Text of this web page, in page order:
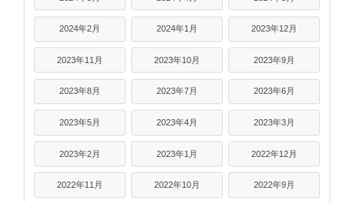
2024年2月 2024年1月 2023年12月
2023年11月 2023年10月 2023年9月
2023年8月 2023年7月 2023年6月
2023年5月 2023年4月 2023年3月
2023年2月 2023年1月 2022年12月
2022年11月 2022年10月 2022年9月